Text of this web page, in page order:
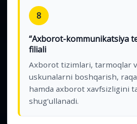
8
“Axborot-kommunikatsiya
filiali
Axborot tizimlari, tarmoqlar
uskunalarni boshqarish,
hamda axborot xavfsizligini
shug‘ullanadi.